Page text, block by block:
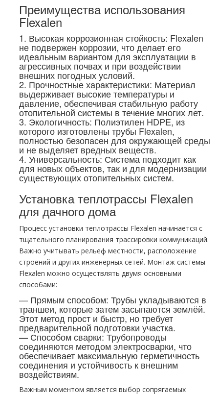
Преимущества использования
Flexalen
1. Высокая коррозионная стойкость: Flexalen
не подвержен коррозии, что делает его
идеальным вариантом для эксплуатации в
агрессивных почвах и при воздействии
внешних погодных условий.
2. Прочностные характеристики: Материал
выдерживает высокие температуры и
давление, обеспечивая стабильную работу
отопительной системы в течение многих лет.
3. Экологичность: Полиэтилен HDPE, из
которого изготовлены трубы Flexalen,
полностью безопасен для окружающей среды
и не выделяет вредных веществ.
4. Универсальность: Система подходит как
для новых объектов, так и для модернизации
существующих отопительных систем.
Установка теплотрассы Flexalen
для дачного дома
Процесс установки теплотрассы Flexalen начинается с
тщательного планирования трассировки коммуникаций.
Важно учитывать рельеф местности, расположение
строений и других инженерных сетей. Монтаж системы
Flexalen можно осуществлять двумя основными
способами:
— Прямым способом: Трубы укладываются в
траншеи, которые затем засыпаются землёй.
Этот метод прост и быстр, но требует
предварительной подготовки участка.
— Способом сварки: Трубопроводы
соединяются методом электросварки, что
обеспечивает максимальную герметичность
соединения и устойчивость к внешним
воздействиям.
Важным моментом является выбор сопрягаемых